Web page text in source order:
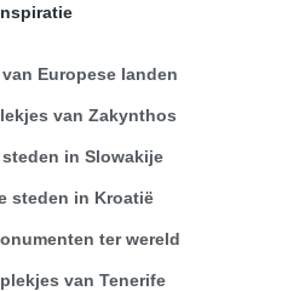
Europese landen
van Zakynthos
in Slowakije
steden in Kroatië
ter wereld
van Tenerife